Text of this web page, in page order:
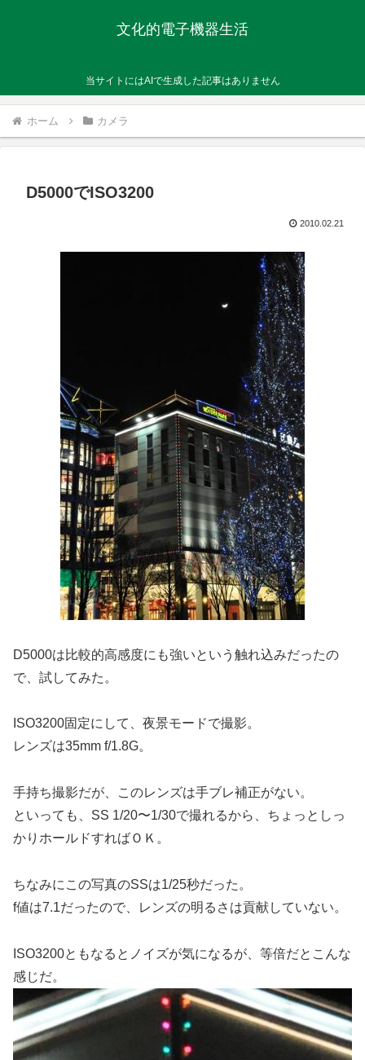
文化的電子機器生活
当サイトにはAIで生成した記事はありません
ホーム カメラ
D5000でISO3200
2010.02.21
D5000は比較的高感度にも強いという触れ込みだったの
で、試してみた。
ISO3200固定にして、夜景モードで撮影。
レンズは35mm f/1.8G。
手持ち撮影だが、このレンズは手ブレ補正がない。
といっても、SS 1/20〜1/30で撮れるから、ちょっとしっ
かりホールドすればＯＫ。
ちなみにこの写真のSSは1/25秒だった。
f値は7.1だったので、レンズの明るさは貢献していない。
ISO3200ともなるとノイズが気になるが、等倍だとこんな
感じだ。